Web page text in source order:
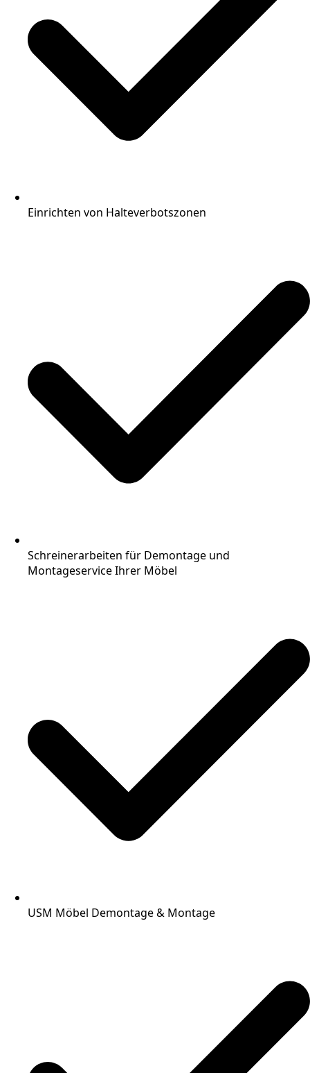
Einrichten von Halteverbotszonen
Schreinerarbeiten für Demontage und
Montageservice Ihrer Möbel
USM Möbel Demontage & Montage